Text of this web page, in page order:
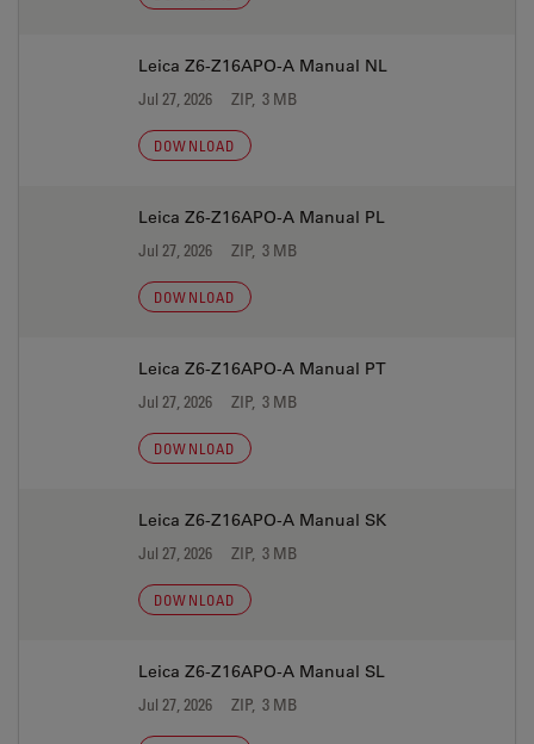
Leica Z6-Z16APO-A Manual NL
Jul 27, 2026 ZIP, 3 MB
DOWNLOAD
Leica Z6-Z16APO-A Manual PL
Jul 27, 2026 ZIP, 3 MB
DOWNLOAD
Leica Z6-Z16APO-A Manual PT
Jul 27, 2026 ZIP, 3 MB
DOWNLOAD
Leica Z6-Z16APO-A Manual SK
Jul 27, 2026 ZIP, 3 MB
DOWNLOAD
Leica Z6-Z16APO-A Manual SL
Jul 27, 2026 ZIP, 3 MB